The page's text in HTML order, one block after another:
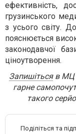
ефективність,
грузинського
з усього світу.
пояснюється
законодавчої
ціноутворення.
Запишітьсяв МЦ
гарне
такого
Поділіться та